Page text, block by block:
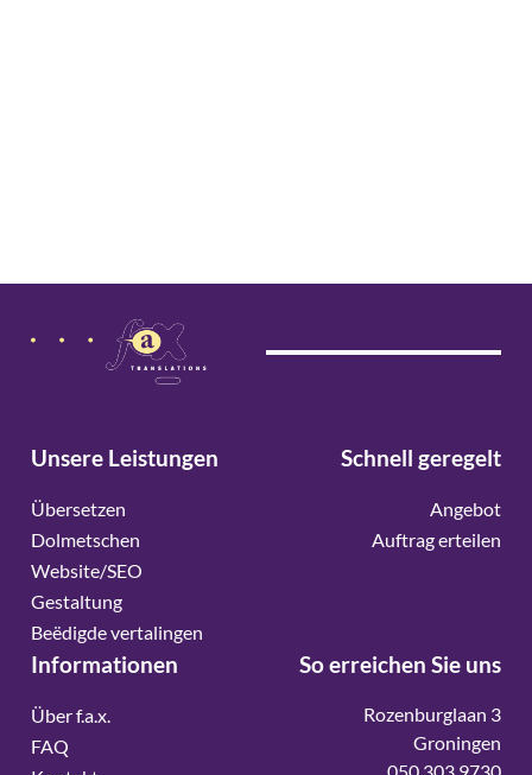
Unsere Leistungen
Übersetzen
Dolmetschen
Website/SEO
Gestaltung
Beëdigde vertalingen
Schnell geregelt
Angebot
Auftrag erteilen
Informationen
Über f.a.x.
FAQ
So erreichen Sie uns
Rozenburglaan 3
Groningen